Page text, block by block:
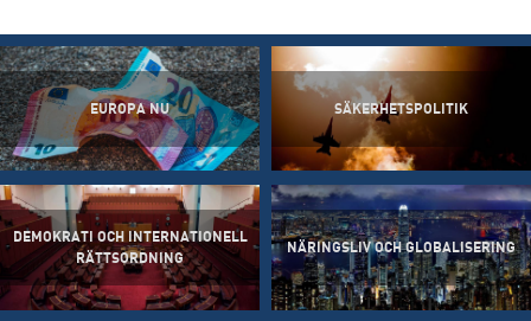
EUROPA NU SÄKERHETSPOLITIK
DEMOKRATI OCH INTERNATIONELL
RÄTTSORDNING
NÄRINGSLIV OCH GLOBALISERING